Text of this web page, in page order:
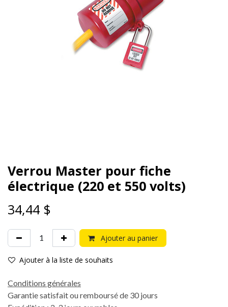
Verrou Master pour fiche
électrique (220 et 550 volts)
34,44 $
Ajouter au panier
Ajouter à la liste de souhaits
Conditions générales
Garantie satisfait ou remboursé de 30 jours